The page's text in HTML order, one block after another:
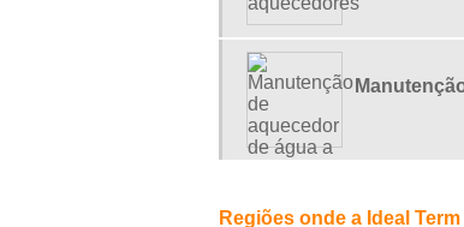
Regiões onde a Ideal